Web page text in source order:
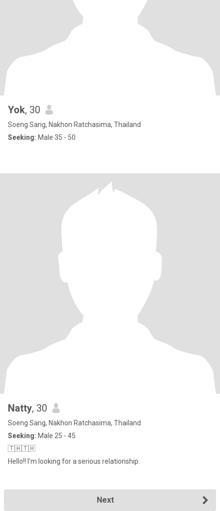
Yok, 30
Soeng Sang, Nakhon Ratchasima, Thailand
Seeking: Male 35 - 50
Natty, 30
Soeng Sang, Nakhon Ratchasima, Thailand
Seeking: Male 25 - 45
🇹🇭🇹🇭
Hello!! I'm looking for a serious relationship.
Next